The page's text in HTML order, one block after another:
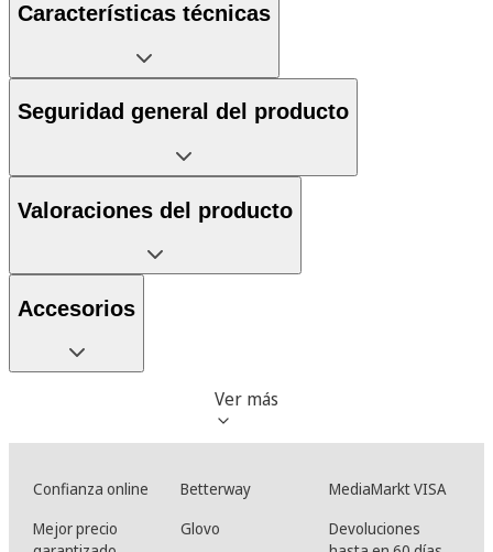
Características técnicas
Seguridad general del producto
Valoraciones del producto
Accesorios
Ver más
Confianza online Betterway
MediaMarkt VISA
Mejor precio
Glovo
Devoluciones